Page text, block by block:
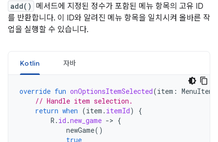
add()
메서드에 지정된 정수가 포함된 메뉴 항목의 고유 ID
를 반환합니다. 이 ID와 알려진 메뉴 항목을 일치시켜 올바른 작
업을 실행할 수 있습니다.
Kotlin 자바
override fun onOptionsItemSelected(item : MenuItem
// Handle item selection.
return when (item . itemId)
{
R . id .new_game -> {
newGame()
true